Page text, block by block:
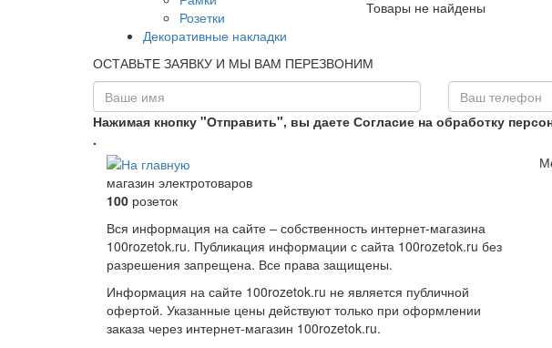
Розетки
Декоративные накладки
Товары не найдены
ОСТАВЬТЕ ЗАЯВКУ И МЫ ВАМ ПЕРЕЗВОНИМ
Нажимая кнопку "Отправить", вы даете Согласие на обработку
.
магазин электротоваров
100 розеток
Вся информация на сайте – собственность интернет-магазина
100rozetok.ru. Публикация информации с сайта 100rozetok.ru без
разрешения запрещена. Все права защищены.
Информация на сайте 100rozetok.ru не является публичной
офертой. Указанные цены действуют только при оформлении
заказа через интернет-магазин 100rozetok.ru.